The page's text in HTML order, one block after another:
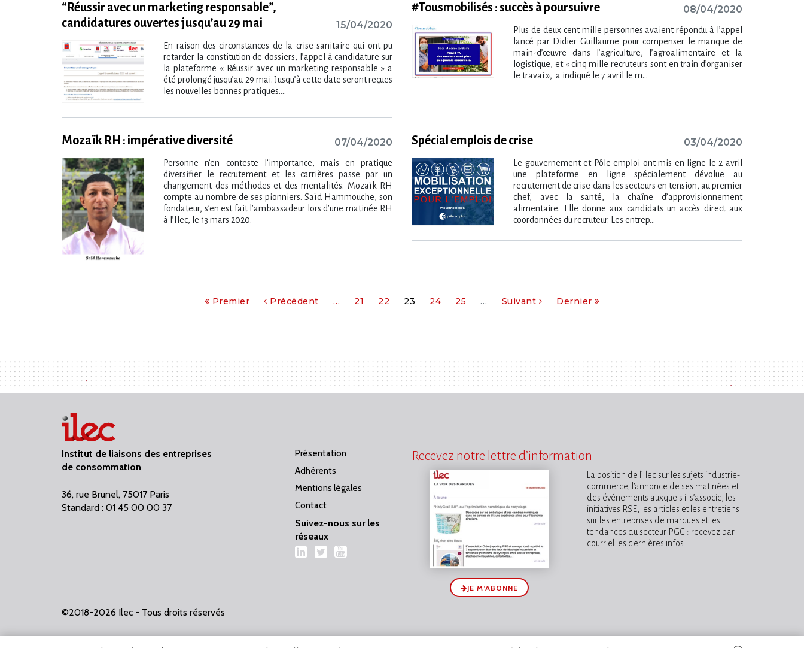
“Réussir avec un marketing responsable”,
candidatures ouvertes jusqu’au 29 mai
15/04/2020
En raison des circonstances de la crise sanitaire qui ont pu
retarder la constitution de dossiers, l’appel à candidature sur
la plateforme « Réussir avec un marketing responsable » a
été prolongé jusqu’au 29 mai. Jusqu’à cette date seront reçues
les nouvelles bonnes pratiques....
#Tousmobilisés : succès à poursuivre 08/04/2020
Plus de deux cent mille personnes avaient répondu à l’appel
lancé par Didier Guillaume pour compenser le manque de
main-d’œuvre dans l’agriculture, l’agroalimentaire et la
logistique, et « cinq mille recruteurs sont en train d’organiser
le travai », a indiqué le 7 avril le m...
Mozaïk RH : impérative diversité 07/04/2020
Personne n’en conteste l’importance, mais en pratique
diversifier le recrutement et les carrières passe par un
changement des méthodes et des mentalités. Mozaïk RH
compte au nombre de ses pionniers. Saïd Hammouche, son
fondateur, s’en est fait l’ambassadeur lors d’une matinée RH
à l’Ilec, le 13 mars 2020.
Spécial emplois de crise 03/04/2020
Le gouvernement et Pôle emploi ont mis en ligne le 2 avril
une plateforme en ligne spécialement dévolue au
recrutement de crise dans les secteurs en tension, au premier
chef, avec la santé, la chaîne d’approvisionnement
alimentaire. Elle donne aux candidats un accès direct aux
coordonnées du recruteur. Les entrep...
Premier Précédent … 21 22 23 24 25 … Suivant Dernier
Institut de liaisons des entreprises
de consommation
36, rue Brunel, 75017 Paris
Standard : 01 45 00 00 37
Présentation
Adhérents
Mentions légales
Contact
Suivez-nous sur les
réseaux
LinkedIn
TwitterYouTube
Recevez notre lettre d’information
JE M’ABONNE
La position de l’Ilec sur les sujets industrie-
commerce, l’annonce de ses matinées et
des événements auxquels il s’associe, les
initiatives RSE, les articles et les entretiens
sur les entreprises de marques et les
tendances du secteur PGC : recevez par
courriel les dernières infos.
©2018-2026 Ilec - Tous droits réservés